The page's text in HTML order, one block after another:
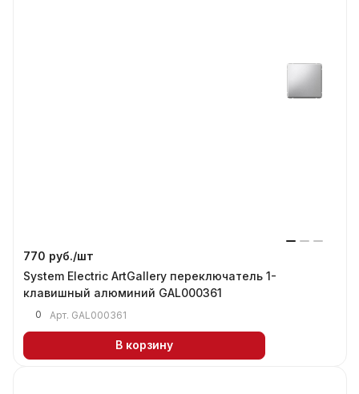
770 руб./шт
System Electric ArtGallery переключатель 1-
клавишный алюминий GAL000361
0 Арт. GAL000361
В корзину